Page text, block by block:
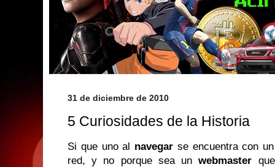
31 de diciembre de 2010
5 Curiosidades de la Historia
Si que uno al navegar se encuentra con
red, y no porque sea unwebmaster